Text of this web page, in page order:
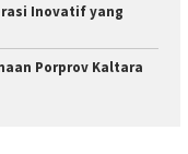
Inovatif yang
Porprov Kaltara